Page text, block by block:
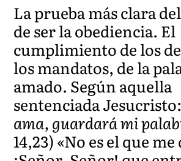
La prueba más clara
de ser la obediencia. El
cumplimiento de los
los mandatos, de la
amado. Según aquella
sentenciada Jesucristo:
ama, guardará mi
14,23) «No es el que me